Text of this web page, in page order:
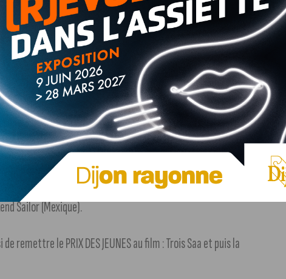
/ Écrans de l’aventure
le choc de deux mondes
BOMBARD
de Joseph Kessel en Afghanistan
MARC BOIVIN
perdu
DU JURY
Sailor (Mexique).
remettre le PRIX DES JEUNES au film : Trois Saa et puis la